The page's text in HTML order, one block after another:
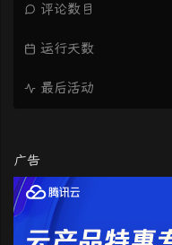
评论数目
运行天数
最后活动
广告